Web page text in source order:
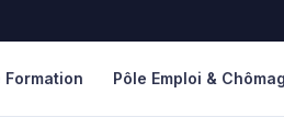
Formation Pôle Emploi &